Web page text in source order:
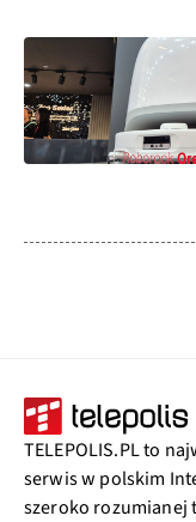
TELEPOLIS.PL to
serwis w polskim
szeroko rozumianej